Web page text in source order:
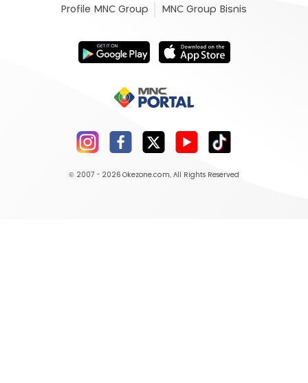
Profile MNC Group MNC Group Bisnis
© 2007 - 2026 Okezone.com, All Rights Reserved